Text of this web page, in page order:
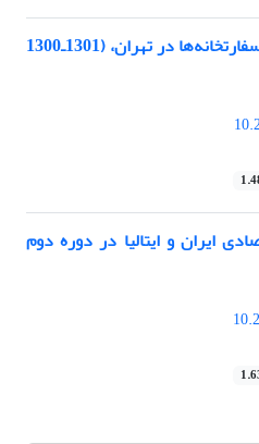
پناهندگی ژرژ آزریلنکو و نزاع سفارتخانه‌ها در تهران، (1301ـ1300
ایران و ایتالیا در دوره دوم